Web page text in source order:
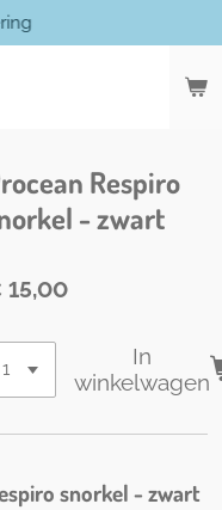
Respiro
- zwart
15,00
In
winkelwagen
snorkel - zwart